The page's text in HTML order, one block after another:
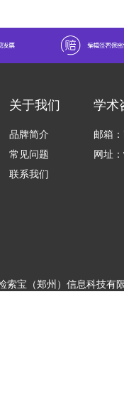
这个阶
审了两
大。
关于我们
品牌简介
常见问题
联系我们
学术
邮箱
网址
索宝（郑州）信息科技有